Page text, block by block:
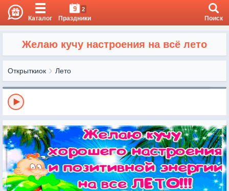
Каталог
9 2
Праздники Поиск
Желаю кучу настроения на всё лето
Открыткиок Лето